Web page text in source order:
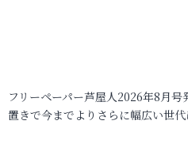
フリーペーパー芦屋人2026年8月
置きで今までよりさらに幅広い世